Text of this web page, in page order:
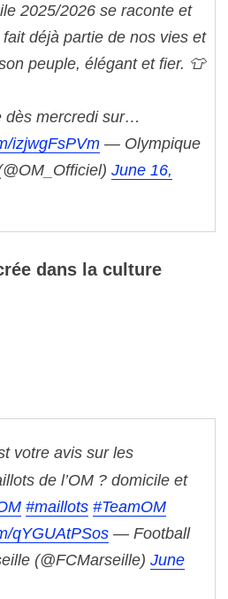
2025/2026 se raconte et
déjà partie de nos vies et
peuple, élégant et fier. 👕
mercredi sur…
izjwgFsPVm — Olympique
June 16,
dans la culture
votre avis sur les
de l’OM ? domicile et
#maillots #TeamOM
qYGUAtPSos — Football
(@FCMarseille) June